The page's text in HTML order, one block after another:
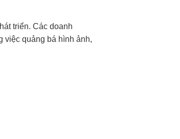
triển. Các doanh
việc quảng bá hình ảnh,